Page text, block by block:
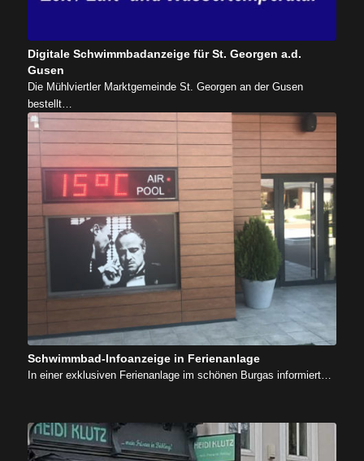
Digitale Schwimmbadanzeige für St. Georgen a.d.
Gusen
Die Mühlviertler Marktgemeinde St. Georgen an der Gusen
bestellt…
Schwimmbad-Infoanzeige in Ferienanlage
In einer exklusiven Ferienanlage im schönen Burgas informiert…